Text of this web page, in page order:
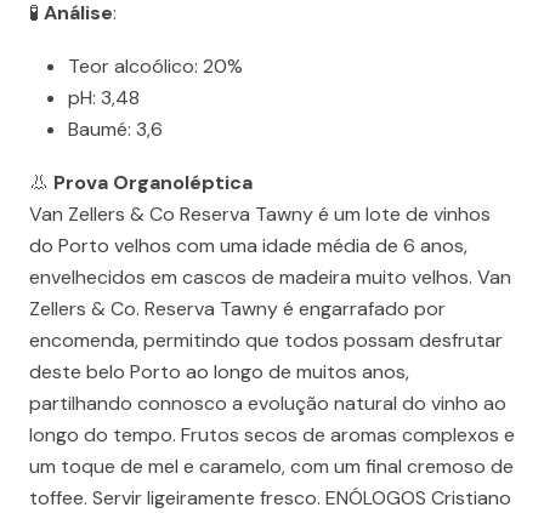
🧪 Análise:
Teor alcoólico: 20%
pH: 3,48
Baumé: 3,6
👃 Prova Organoléptica
Van Zellers & Co Reserva Tawny é um lote de vinhos
do Porto velhos com uma idade média de 6 anos,
envelhecidos em cascos de madeira muito velhos. Van
Zellers & Co. Reserva Tawny é engarrafado por
encomenda, permitindo que todos possam desfrutar
deste belo Porto ao longo de muitos anos,
partilhando connosco a evolução natural do vinho ao
longo do tempo. Frutos secos de aromas complexos e
um toque de mel e caramelo, com um final cremoso de
toffee. Servir ligeiramente fresco. ENÓLOGOS Cristiano